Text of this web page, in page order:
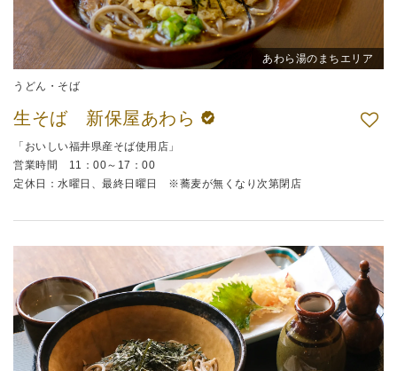
あわら湯のまちエリア
うどん・そば
生そば 新保屋あわら
「おいしい福井県産そば使用店」
営業時間 11：00～17：00
定休日：水曜日、最終日曜日 ※蕎麦が無くなり次第閉店